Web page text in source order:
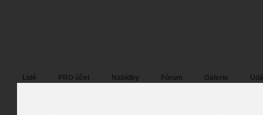
Lidé PRO účet Nabídky Fórum Galerie